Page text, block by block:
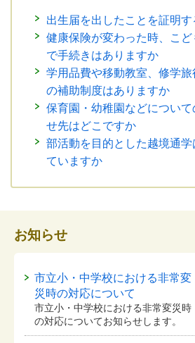
出生届を出したことを証明す
健康保険が変わった時、こど
で手続きはありますか
学用品費や移動教室、修学
の補助制度はありますか
保育園・幼稚園などについて
せ先はどこですか
部活動を目的とした越境通
ていますか
お知らせ
市立小・中学校における非常変
災時の対応について
市立小・中学校における非常変災時
の対応についてお知らせします。